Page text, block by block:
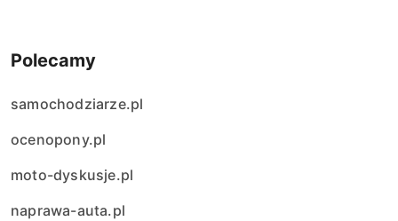
Polecamy
samochodziarze.pl
ocenopony.pl
moto-dyskusje.pl
naprawa-auta.pl